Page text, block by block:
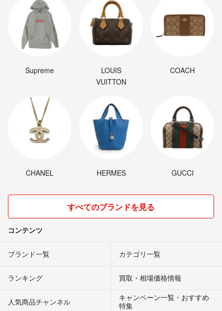
Supreme
LOUIS
VUITTON
COACH
CHANEL HERMES GUCCI
すべてのブランドを見る
コンテンツ
ブランド一覧 カテゴリ一覧
ランキング 買取・相場価格情報
人気商品チャンネル
キャンペーン一覧・おすすめ
特集